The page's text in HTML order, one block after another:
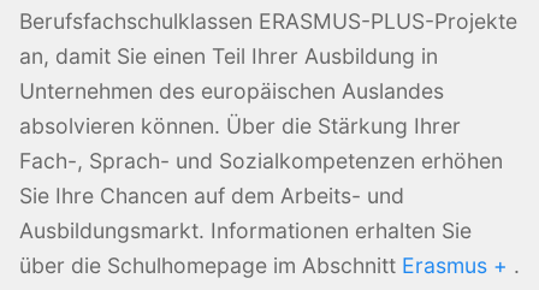
Berufsfachschulklassen ERASMUS-PLUS-Projekte
an, damit Sie einen Teil Ihrer Ausbildung in
Unternehmen des europäischen Auslandes
absolvieren können. Über die Stärkung Ihrer
Fach-, Sprach- und Sozialkompetenzen erhöhen
Sie Ihre Chancen auf dem Arbeits- und
Ausbildungsmarkt. Informationen erhalten Sie
über die Schulhomepage im Abschnitt Erasmus + .